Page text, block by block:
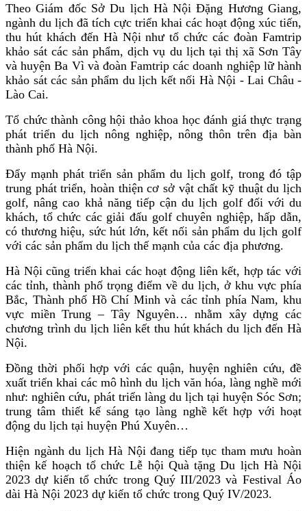
Theo Giám đốc Sở Du lịch Hà Nội Đặng Hương Giang,
ngành du lịch đã tích cực triển khai các hoạt động xúc tiến,
thu hút khách đến Hà Nội như tổ chức các đoàn Famtrip
khảo sát các sản phẩm, dịch vụ du lịch tại thị xã Sơn Tây
và huyện Ba Vì và đoàn Famtrip các doanh nghiệp lữ hành
khảo sát các sản phẩm du lịch kết nối Hà Nội - Lai Châu -
Lào Cai.
Tổ chức thành công hội thảo khoa học đánh giá thực trạng
phát triển du lịch nông nghiệp, nông thôn trên địa bàn
thành phố Hà Nội.
Đẩy mạnh phát triển sản phẩm du lịch golf, trong đó tập
trung phát triển, hoàn thiện cơ sở vật chất kỹ thuật du lịch
golf, nâng cao khả năng tiếp cận du lịch golf đối với du
khách, tổ chức các giải đấu golf chuyên nghiệp, hấp dẫn,
có thương hiệu, sức hút lớn, kết nối sản phẩm du lịch golf
với các sản phẩm du lịch thế mạnh của các địa phương.
Hà Nội cũng triển khai các hoạt động liên kết, hợp tác với
các tỉnh, thành phố trọng điểm về du lịch, ở khu vực phía
Bắc, Thành phố Hồ Chí Minh và các tỉnh phía Nam, khu
vực miền Trung – Tây Nguyên… nhằm xây dựng các
chương trình du lịch liên kết thu hút khách du lịch đến Hà
Nội.
Đồng thời phối hợp với các quận, huyện nghiên cứu, đề
xuất triển khai các mô hình du lịch văn hóa, làng nghề mới
như: nghiên cứu, phát triển làng du lịch tại huyện Sóc Sơn;
trung tâm thiết kế sáng tạo làng nghề kết hợp với hoạt
động du lịch tại huyện Phú Xuyên…
Hiện ngành du lịch Hà Nội đang tiếp tục tham mưu hoàn
thiện kế hoạch tổ chức Lễ hội Quà tặng Du lịch Hà Nội
2023 dự kiến tổ chức trong Quý III/2023 và Festival Áo
dài Hà Nội 2023 dự kiến tổ chức trong Quý IV/2023.